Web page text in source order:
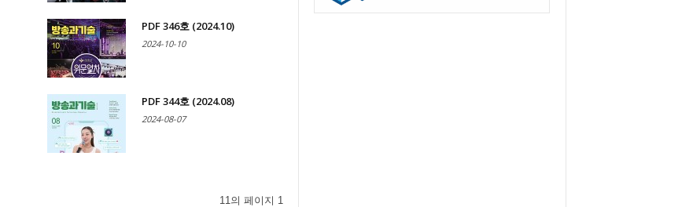
PDF 346호 (2024.10)
2024-10-10
PDF 344호 (2024.08)
2024-08-07
11의 페이지 1